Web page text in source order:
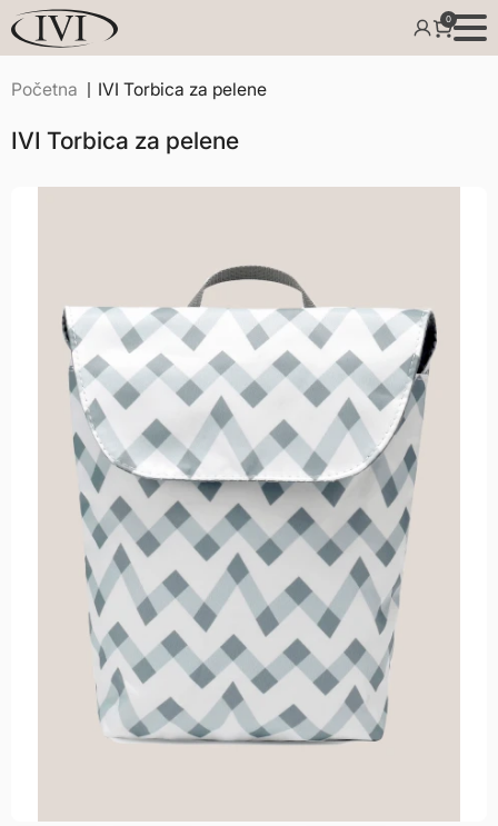
0
Početna IVI Torbica za pelene
IVI Torbica za pelene